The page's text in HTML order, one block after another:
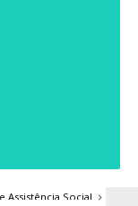
Assistência Social